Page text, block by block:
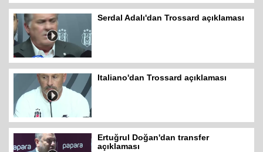
Serdal Adalı'dan Trossard açıklaması
Italiano'dan Trossard açıklaması
Ertuğrul Doğan'dan transfer
açıklaması